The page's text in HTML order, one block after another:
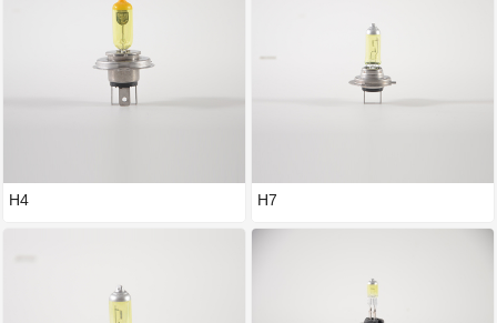
H4 H7